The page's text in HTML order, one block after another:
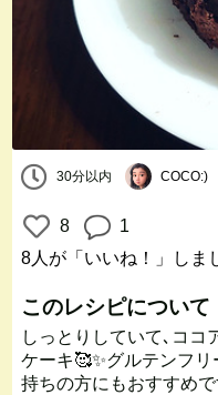
30分以内 COCO:)
8
1
8人 が「いいね！」しま
このレシピについて
しっとりしていて､ココ
ケーキ🥰✨グルテンフ
持ちの方にもおすすめ